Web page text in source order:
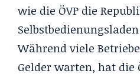
wie die ÖVP die
Während viele
Gelder warten, hat die